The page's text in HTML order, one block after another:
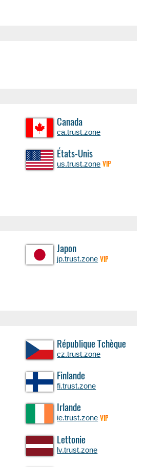
Canada
ca.trust.zone
États-Unis
us.trust.zone VIP
Japon
jp.trust.zone VIP
République Tchèque
cz.trust.zone
Finlande
fi.trust.zone
Irlande
ie.trust.zone VIP
Lettonie
lv.trust.zone